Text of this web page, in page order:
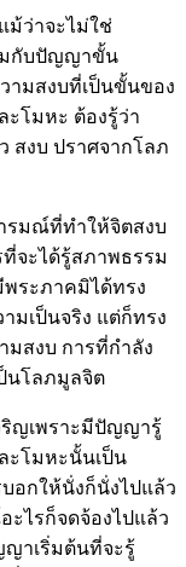
ม้ว่าจะไม่ใช่
มกับปัญญาขั้น
ามสงบที่เป็นขั้นของ
ะโมหะ ต้องรู้ว่า
สงบ ปราศจากโลภ
รมณ์ที่ทำให้จิตสงบ
จะได้รู้สภาพธรรม
ระภาคมิได้ทรง
มเป็นจริง แต่ก็ทรง
มสงบ การที่กำลัง
นโลภมูลจิต
ริญเพราะมีปัญญารู้
ะโมหะนั้นเป็น
บอกให้นั่งก็นั่งไปแล้ว
ไรก็จดจ้องไปแล้ว
ญาเริ่มต้นที่จะรู้